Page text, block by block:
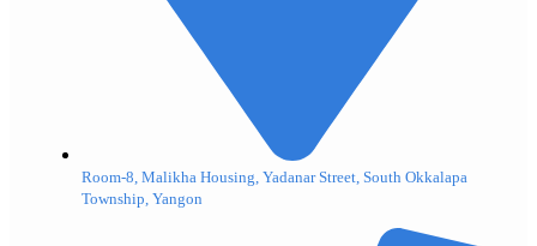
Room-8, Malikha Housing, Yadanar Street, South Okkalapa
Township, Yangon